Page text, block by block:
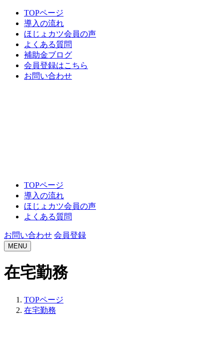
TOPページ
導入の流れ
ほじょカツ会員の声
よくある質問
補助金ブログ
会員登録はこちら
お問い合わせ
TOPページ
導入の流れ
ほじょカツ会員の声
よくある質問
お問い合わせ 会員登録
MENU
在宅勤務
TOPページ
在宅勤務